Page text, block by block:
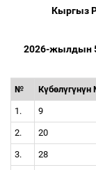
Кыргыз
2026-жылдын
№ Күбөлүгүнүн
1. 9
2. 20
3. 28